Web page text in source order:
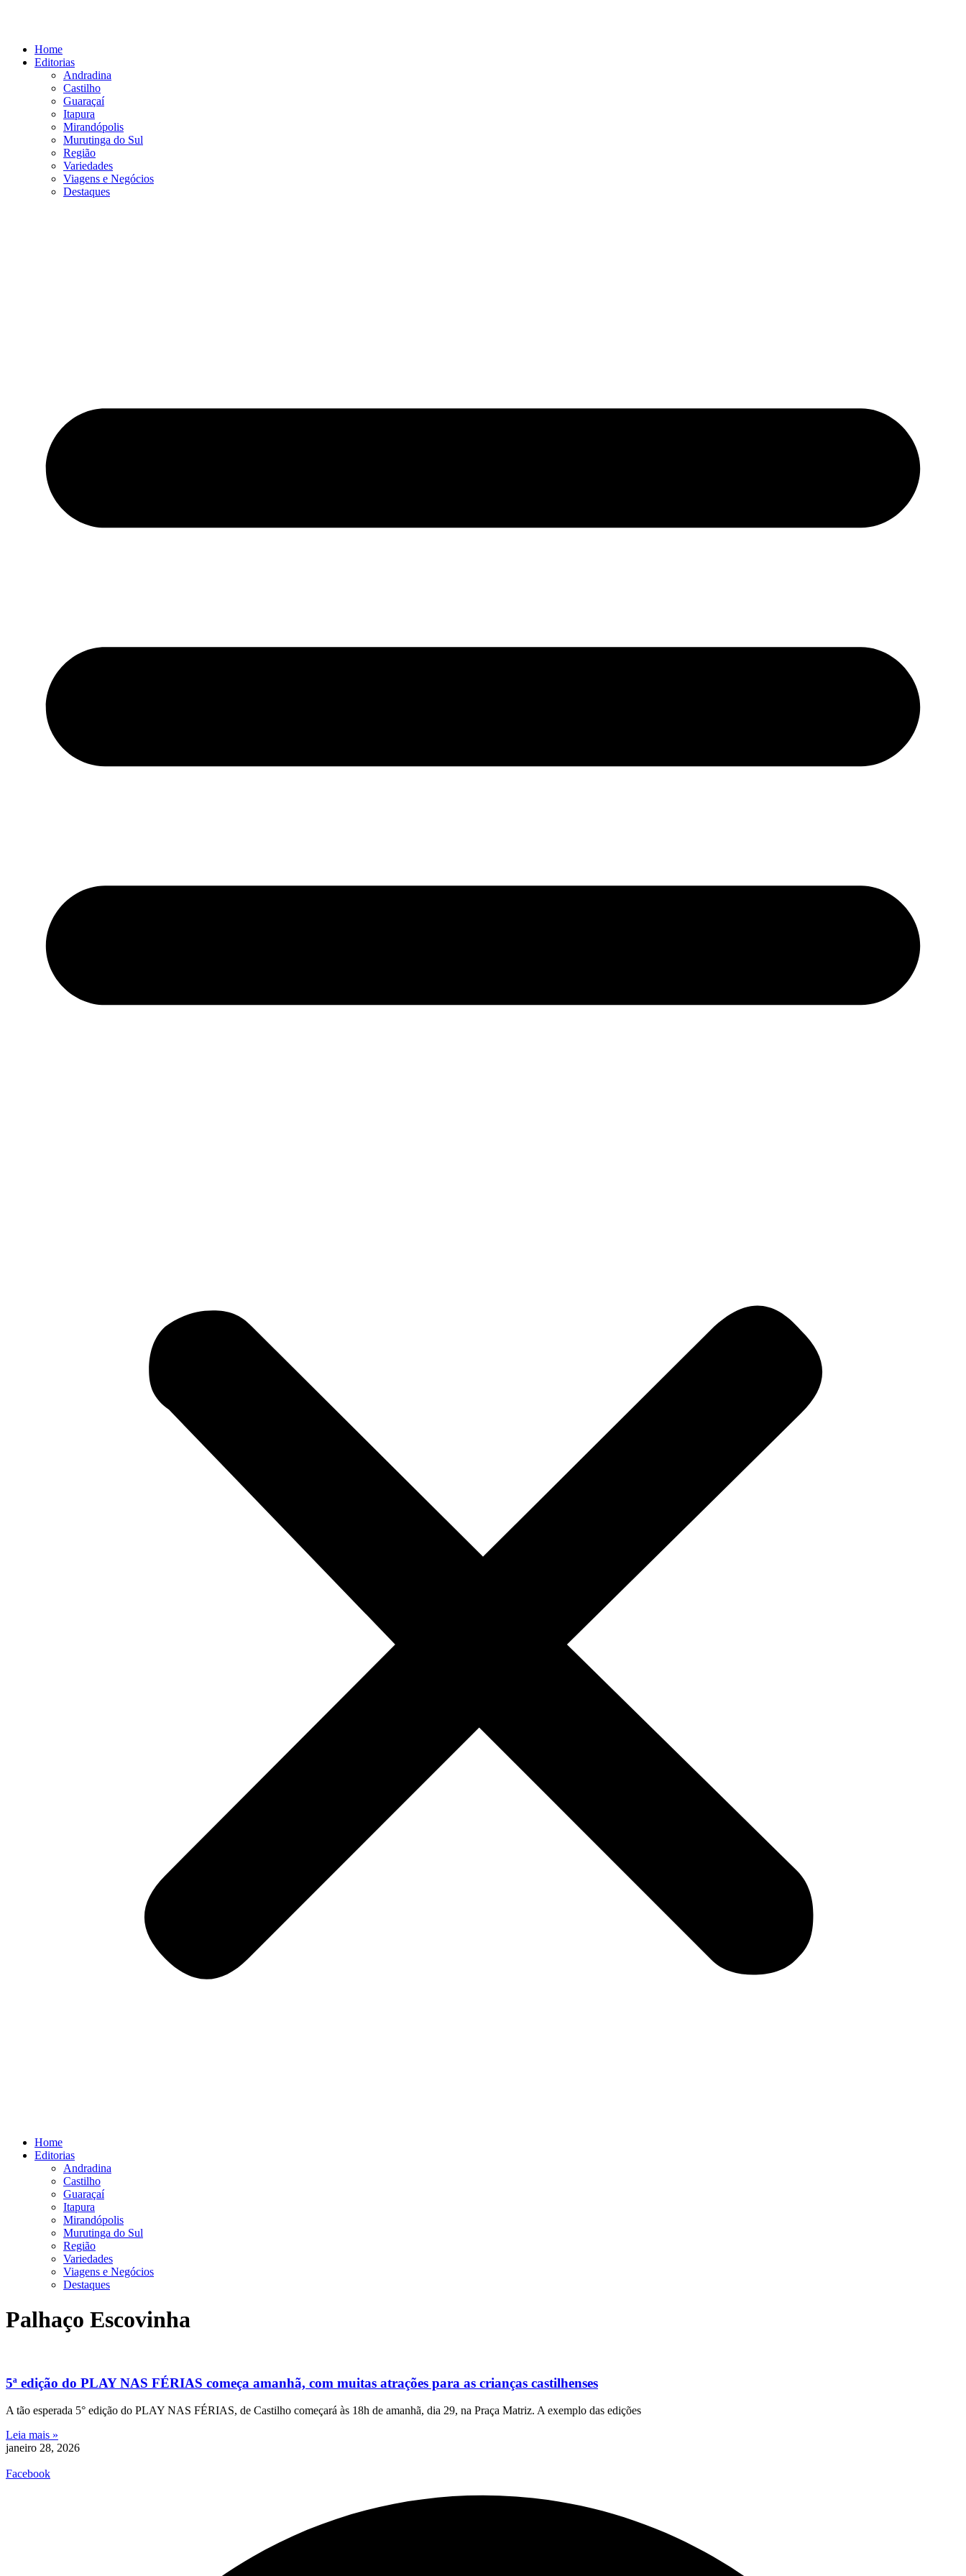
conteúdoHome
Editorias
Andradina
Castilho
Guaraçaí
Itapura
Mirandópolis
Murutinga do Sul
Região
Variedades
Viagens e Negócios
Destaques
Home
Editorias
Andradina
Castilho
Guaraçaí
Itapura
Mirandópolis
Murutinga do Sul
Região
Variedades
Viagens e Negócios
Destaques
Palhaço Escovinha
5ª edição do PLAY NAS FÉRIAS começa amanhã, com muitas atrações para as crianças castilhenses
A tão esperada 5° edição do PLAY NAS FÉRIAS, de Castilho começará às 18h de amanhã, dia 29, na Praça Matriz. A exemplo das edições
Leia mais »
janeiro 28, 2026
Facebook